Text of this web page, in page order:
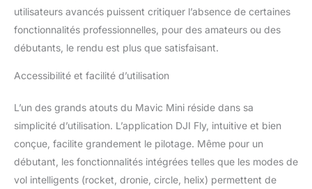
chargeur USB DJI 18 W
une batterie de vol
intelligente DJI Mavic
les trois en 4,5 heures)
d'iPhone: iPhone 13 Pro,
iPhone 13 Pro Max,
iPhone 13 mini, iPhone
13, iPhone 12 Pro, iPhone
12 Pro Max, iPhone 12
mini, iPhone 12, iPhone 11
utilisateurs avancés puissent critiquer l’absence de certaines
fonctionnalités professionnelles, pour des amateurs ou des
débutants, le rendu est plus que satisfaisant.
Accessibilité et facilité d’utilisation
L’un des grands atouts du Mavic Mini réside dans sa
simplicité d’utilisation. L’application DJI Fly, intuitive et bien
conçue, facilite grandement le pilotage. Même pour un
débutant, les fonctionnalités intégrées telles que les modes de
vol intelligents (rocket, dronie, circle, helix) permettent de